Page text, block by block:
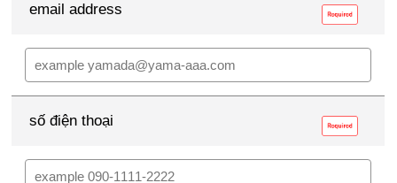
email address
số điện thoại